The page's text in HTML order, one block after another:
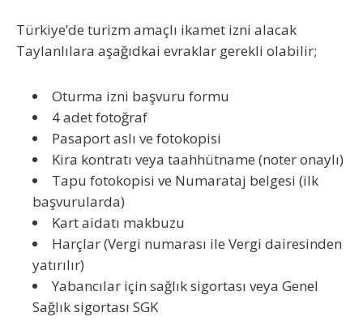
Türkiye’de turizm amaçlı ikamet izni alacak
Taylanlılara aşağıdkai evraklar gerekli olabilir;
Oturma izni başvuru formu
4 adet fotoğraf
Pasaport aslı ve fotokopisi
Kira kontratı veya taahhütname (noter onaylı)
Tapu fotokopisi ve Numarataj belgesi (ilk
başvurularda)
Kart aidatı makbuzu
Harçlar (Vergi numarası ile Vergi dairesinden
yatırılır)
Yabancılar için sağlık sigortası veya Genel
Sağlık sigortası SGK